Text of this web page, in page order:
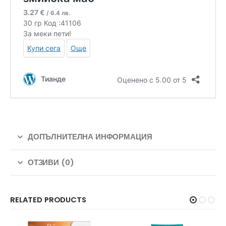
ДОПЪЛНИТЕЛНА ИНФОРМАЦИЯ
ОТЗИВИ (0)
RELATED PRODUCTS